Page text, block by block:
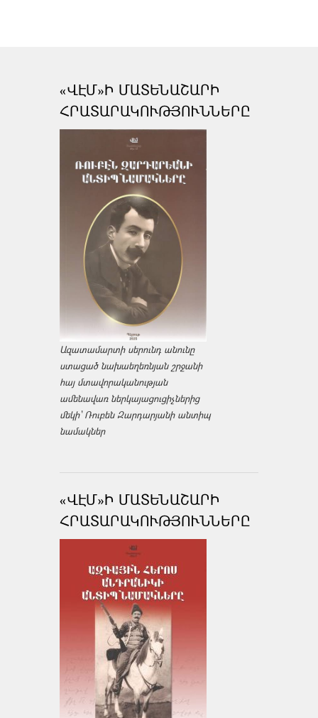
«ՎԷՄ»Ի ՄԱՏԵՆԱՇԱՐԻ
ՀՐԱՏԱՐԱԿՈՒԹՅՈՒՆՆԵՐԸ
Ազատամարտի սերունդ անունը
ստացած նախաեղեռնյան շրջանի
հայ մտավորականության
ամենավառ ներկայացուցիչներից
մեկի՝ Ռուբեն Զարդարյանի անտիպ
նամակներ
«ՎԷՄ»Ի ՄԱՏԵՆԱՇԱՐԻ
ՀՐԱՏԱՐԱԿՈՒԹՅՈՒՆՆԵՐԸ